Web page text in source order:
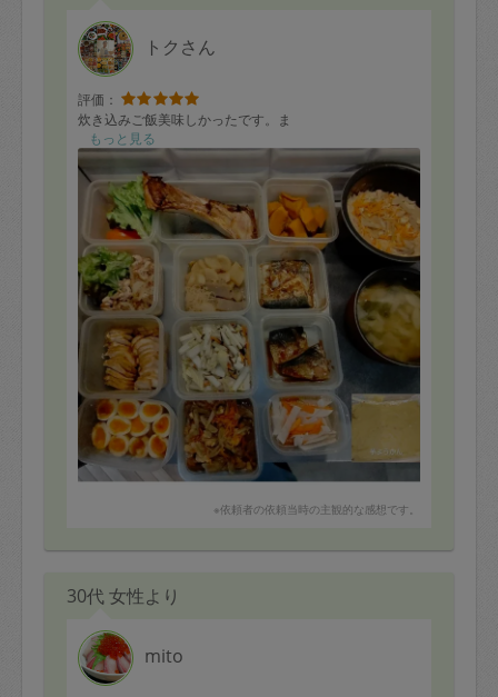
トクさん
評価：
炊き込みご飯美味しかったです。ま
もっと見る
※依頼者の依頼当時の主観的な感想です。
30代 女性より
mito